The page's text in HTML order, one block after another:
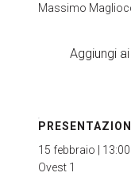
Massimo
Aggiungi
15 febbraio |
Ovest 1